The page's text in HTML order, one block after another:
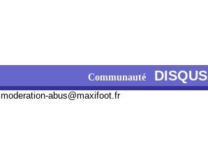
Communauté DISQUS
moderation-abus@maxifoot.fr